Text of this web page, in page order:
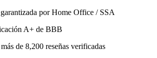
por Home Office / SSA
A+ de BBB
de 8,200 reseñas verificadas